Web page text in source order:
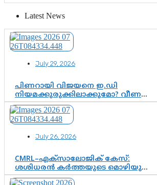
Latest News
July 29, 2026
പിണറായി വിജയനെ ഇ.ഡി
നിയമക്കുരുക്കിലാക്കുമോ? വീണ
വിജയൻ മാപ്പുസാക്ഷിയാകുമോ?
കർത്തയുടെ മൊഴി നിർണായക
വഴിത്തിരിവാകുമോ?
July 26, 2026
CMRL–എക്‌സാലോജിക് കേസ്:
ശശിധരൻ കർത്തയുടെ മൊഴിയുടെ
അടിസ്ഥാനത്തിൽ പിണറായി